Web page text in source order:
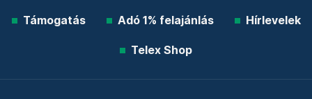
Támogatás Adó 1% felajánlás Hírlevelek
Telex Shop